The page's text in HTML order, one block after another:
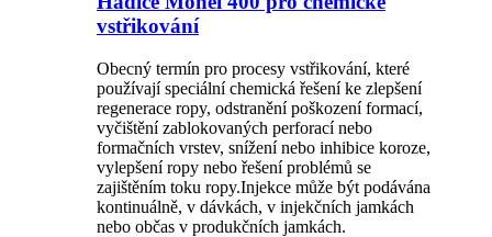
vstřikování
Obecný termín pro procesy vstřikování, které
používají speciální chemická řešení ke zlepšení
regenerace ropy, odstranění poškození formací,
vyčištění zablokovaných perforací nebo
formačních vrstev, snížení nebo inhibice koroze,
vylepšení ropy nebo řešení problémů se
zajištěním toku ropy.Injekce může být podávána
kontinuálně, v dávkách, v injekčních jamkách
nebo občas v produkčních jamkách.